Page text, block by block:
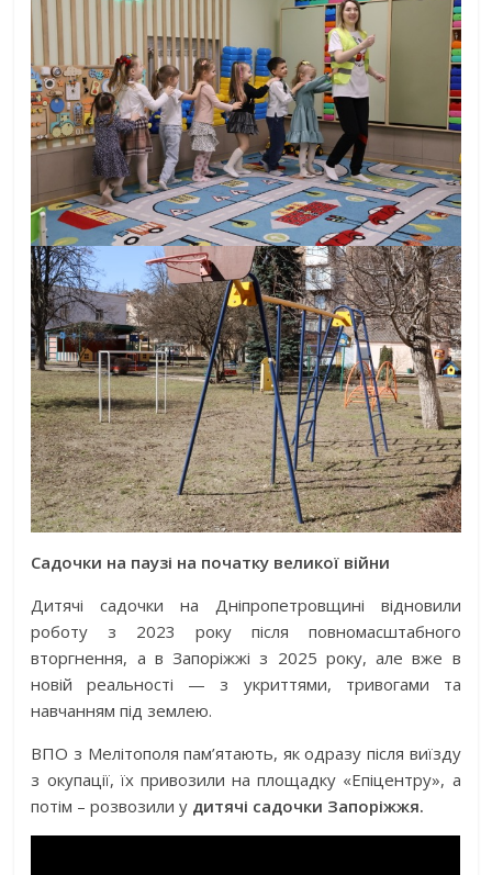
Садочки на паузі на початку великої війни
Дитячі садочки на Дніпропетровщині відновили
роботу з 2023 року після повномасштабного
вторгнення, а в Запоріжжі з 2025 року, але вже в
новій реальності — з укриттями, тривогами та
навчанням під землею.
ВПО з Мелітополя пам’ятають, як одразу після виїзду
з окупації, їх привозили на площадку «Епіцентру», а
потім – розвозили у дитячі садочки Запоріжжя.